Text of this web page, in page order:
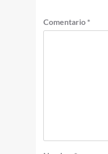
Comentario *